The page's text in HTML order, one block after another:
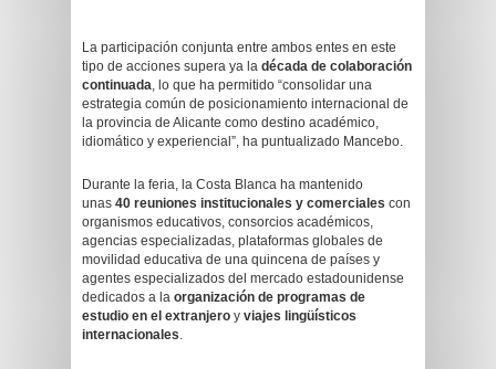
La participación conjunta entre ambos entes en este
tipo de acciones supera ya la década de colaboración
continuada, lo que ha permitido “consolidar una
estrategia común de posicionamiento internacional de
la provincia de Alicante como destino académico,
idiomático y experiencial”, ha puntualizado Mancebo.
Durante la feria, la Costa Blanca ha mantenido
unas 40 reuniones institucionales y comerciales con
organismos educativos, consorcios académicos,
agencias especializadas, plataformas globales de
movilidad educativa de una quincena de países y
agentes especializados del mercado estadounidense
dedicados a la organización de programas de
estudio en el extranjero y viajes lingüísticos
internacionales.